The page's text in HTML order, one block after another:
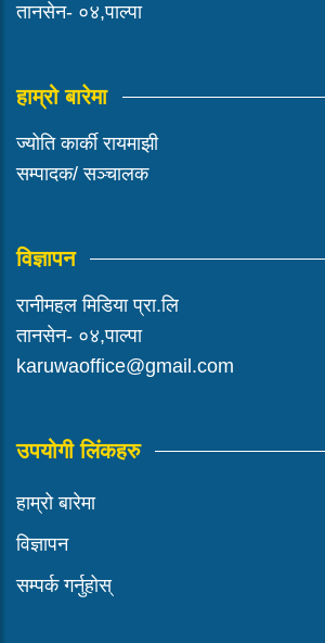
तानसेन- ०४,पाल्पा
हाम्रो बारेमा
ज्योति कार्की रायमाझी
सम्पादक/ सञ्चालक
विज्ञापन
रानीमहल मिडिया प्रा.लि
तानसेन- ०४,पाल्पा
karuwaoffice@gmail.com
उपयोगी लिंकहरु
हाम्रो बारेमा
विज्ञापन
सम्पर्क गर्नुहोस्